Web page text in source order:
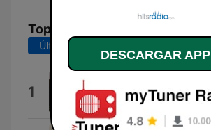
Top Canciones
Últimos 7 días
1 Morgan Wallen
DESCARGAR APP